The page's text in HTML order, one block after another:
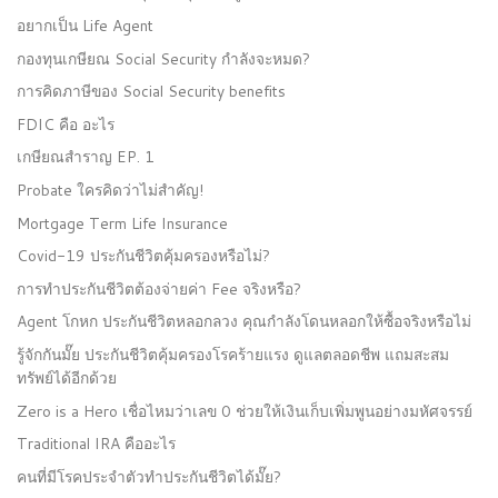
อยากเป็น Life Agent
กองทุนเกษียณ Social Security กำลังจะหมด?
การคิดภาษีของ Social Security benefits
FDIC คือ อะไร
เกษียณสำราญ EP. 1
Probate ใครคิดว่าไม่สำคัญ!
Mortgage Term Life Insurance
Covid-19 ประกันชีวิตคุ้มครองหรือไม่?
การทำประกันชีวิตต้องจ่ายค่า Fee จริงหรือ?
Agent โกหก ประกันชีวิตหลอกลวง คุณกำลังโดนหลอกให้ซื้อจริงหรือไม่
รู้จักกันมั๊ย ประกันชีวิตคุ้มครองโรคร้ายแรง ดูแลตลอดชีพ แถมสะสม
ทรัพย์ได้อีกด้วย
Zero is a Hero เชื่อไหมว่าเลข 0 ช่วยให้เงินเก็บเพิ่มพูนอย่างมหัศจรรย์
Traditional IRA คืออะไร
คนที่มีโรคประจำตัวทำประกันชีวิตได้มั๊ย?